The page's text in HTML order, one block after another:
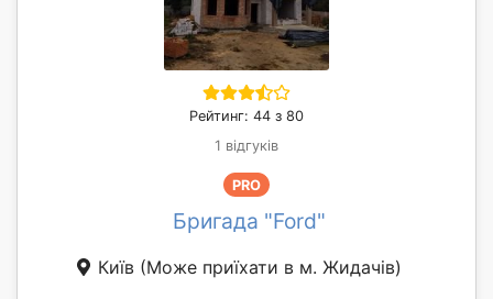
Рейтинг: 44 з 80
1 відгуків
PRO
Бригада "Ford"
Київ (Може приїхати в м. Жидачів)